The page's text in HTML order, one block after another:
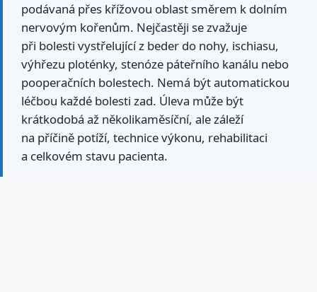
podávaná přes křížovou oblast směrem k dolním
nervovým kořenům. Nejčastěji se zvažuje
při bolesti vystřelující z beder do nohy, ischiasu,
výhřezu ploténky, stenóze páteřního kanálu nebo
pooperačních bolestech. Nemá být automatickou
léčbou každé bolesti zad. Úleva může být
krátkodobá až několikaměsíční, ale záleží
na příčině potíží, technice výkonu, rehabilitaci
a celkovém stavu pacienta.